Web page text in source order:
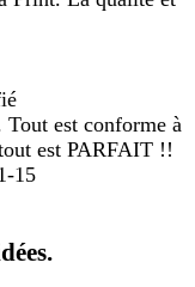
Tout est conforme à
est PARFAIT !!
15